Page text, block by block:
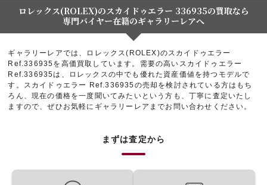
ロレックス(ROLEX)のスカイドゥエラー 336935の買取なら
専門バイヤー在籍のギャラリーレアへ
ギャラリーレアでは、ロレックス(ROLEX)のスカイドゥエラー
Ref.336935を高価買取しています。需要の高いスカイドゥエラー
Ref.336935は、ロレックスの中でも優れた資産価値を持つモデルで
す。スカイドゥエラー Ref.336935の売却を検討されている方はもち
ろん、現在の価格を一度聞いてみたいという方も、丁寧に査定いたし
ますので、ぜひお気軽にギャラリーレアまでお問い合わせください。
まずは査定から